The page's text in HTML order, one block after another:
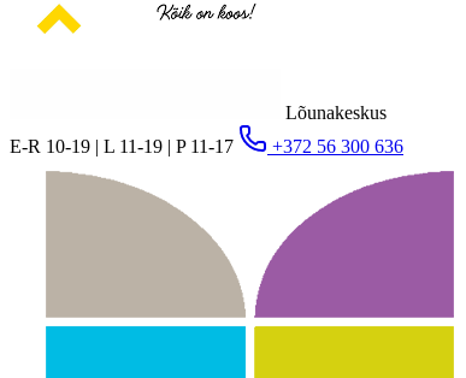
Lõunakeskus
E-R 10-19 | L 11-19 | P 11-17
+372 56 300 636